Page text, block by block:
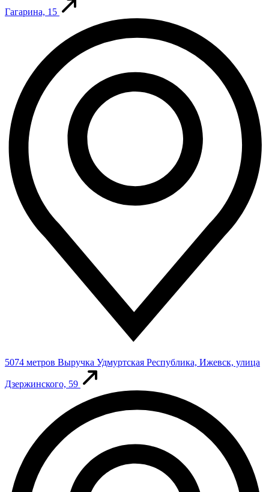
Гагарина, 15
5074 метров Выручка Удмуртская Республика, Ижевск, улица
Дзержинского, 59